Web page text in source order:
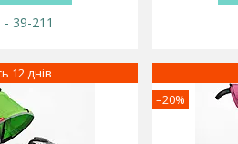
- 39-211
12 днів
–20%